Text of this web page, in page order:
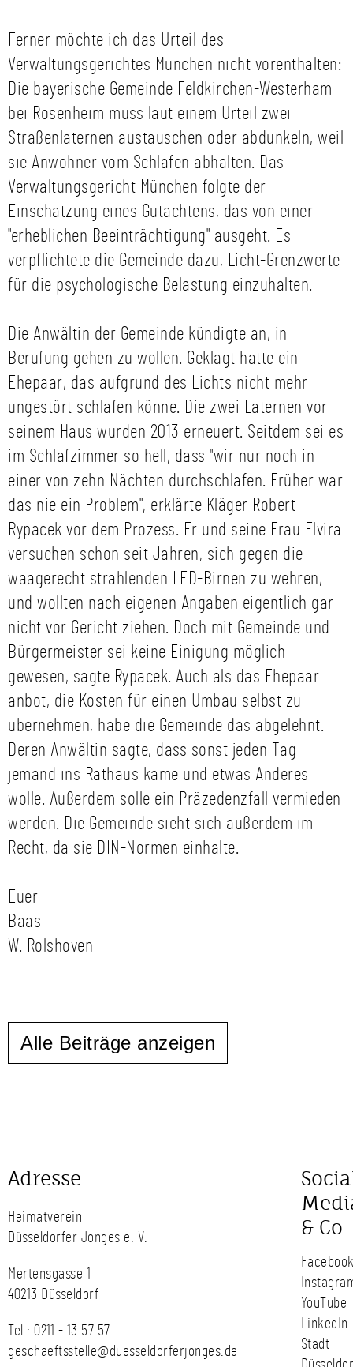
Ferner möchte ich das Urteil des
Verwaltungsgerichtes München nicht vorenthalten:
Die bayerische Gemeinde Feldkirchen-Westerham
bei Rosenheim muss laut einem Urteil zwei
Straßenlaternen austauschen oder abdunkeln, weil
sie Anwohner vom Schlafen abhalten. Das
Verwaltungsgericht München folgte der
Einschätzung eines Gutachtens, das von einer
"erheblichen Beeinträchtigung" ausgeht. Es
verpflichtete die Gemeinde dazu, Licht-Grenzwerte
für die psychologische Belastung einzuhalten.
Die Anwältin der Gemeinde kündigte an, in
Berufung gehen zu wollen. Geklagt hatte ein
Ehepaar, das aufgrund des Lichts nicht mehr
ungestört schlafen könne. Die zwei Laternen vor
seinem Haus wurden 2013 erneuert. Seitdem sei es
im Schlafzimmer so hell, dass "wir nur noch in
einer von zehn Nächten durchschlafen. Früher war
das nie ein Problem", erklärte Kläger Robert
Rypacek vor dem Prozess. Er und seine Frau Elvira
versuchen schon seit Jahren, sich gegen die
waagerecht strahlenden LED-Birnen zu wehren,
und wollten nach eigenen Angaben eigentlich gar
nicht vor Gericht ziehen. Doch mit Gemeinde und
Bürgermeister sei keine Einigung möglich
gewesen, sagte Rypacek. Auch als das Ehepaar
anbot, die Kosten für einen Umbau selbst zu
übernehmen, habe die Gemeinde das abgelehnt.
Deren Anwältin sagte, dass sonst jeden Tag
jemand ins Rathaus käme und etwas Anderes
wolle. Außerdem solle ein Präzedenzfall vermieden
werden. Die Gemeinde sieht sich außerdem im
Recht, da sie DIN-Normen einhalte.
Euer
Baas
W. Rolshoven
Alle Beiträge anzeigen
Adresse
Heimatverein
Düsseldorfer Jonges e. V.
Mertensgasse 1
40213 Düsseldorf
Tel.: 0211 - 13 57 57
geschaeftsstelle@duesseldorferjonges.de
& Co
YouTube
LinkedIn
Stadt